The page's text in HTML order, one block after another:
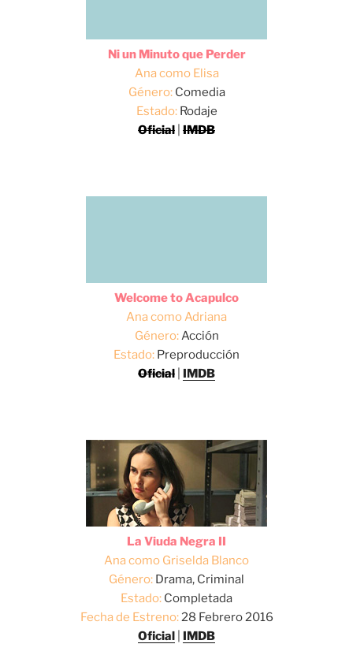
Ni un Minuto que Perder
Ana como Elisa
Género:Comedia
Estado:Rodaje
Oficial IMDB
Welcome to Acapulco
Ana como Adriana
Género:Acción
Estado: Preproducción
Oficial
IMDB
La Viuda Negra II
Ana como Griselda Blanco
Género: Drama, Criminal
Estado: Completada
Fecha de Estreno:28 Febrero 2016
Oficial
IMDB